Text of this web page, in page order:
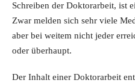
Schreiben der Doktorarbeit, ist
Zwar melden sich sehr viele
aber bei weitem nicht jeder
oder überhaupt.
Der Inhalt einer Doktorarbeit